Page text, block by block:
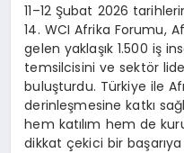
11–12 Şubat 2026
14. WCI Afrika Forumu,
gelen yaklaşık 1.500 iş
temsilcisini ve sektör
buluşturdu. Türkiye ile
derinleşmesine katkı
hem katılım hem de
dikkat çekici bir